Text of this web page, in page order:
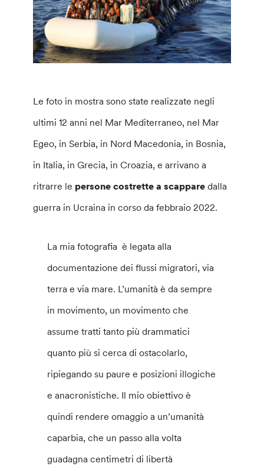
Le foto in mostra sono state realizzate negli
ultimi 12 anni nel Mar Mediterraneo, nel Mar
Egeo, in Serbia, in Nord Macedonia, in Bosnia,
in Italia, in Grecia, in Croazia, e arrivano a
ritrarre le persone costrette a scappare dalla
guerra in Ucraina in corso da febbraio 2022.
La mia fotografia è legata alla
documentazione dei flussi migratori, via
terra e via mare. L’umanità è da sempre
in movimento, un movimento che
assume tratti tanto più drammatici
quanto più si cerca di ostacolarlo,
ripiegando su paure e posizioni illogiche
e anacronistiche. Il mio obiettivo è
quindi rendere omaggio a un’umanità
caparbia, che un passo alla volta
guadagna centimetri di libertà